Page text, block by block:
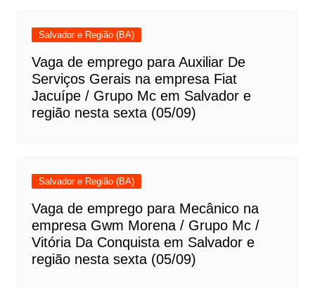
Salvador e Região (BA)
Vaga de emprego para Auxiliar De
Serviços Gerais na empresa Fiat
Jacuípe / Grupo Mc em Salvador e
região nesta sexta (05/09)
Salvador e Região (BA)
Vaga de emprego para Mecânico na
empresa Gwm Morena / Grupo Mc /
Vitória Da Conquista em Salvador e
região nesta sexta (05/09)